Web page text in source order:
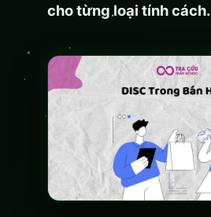
cho từng loại tính cách.